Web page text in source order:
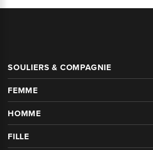
SOULIERS & COMPAGNIE
FEMME
HOMME
FILLE